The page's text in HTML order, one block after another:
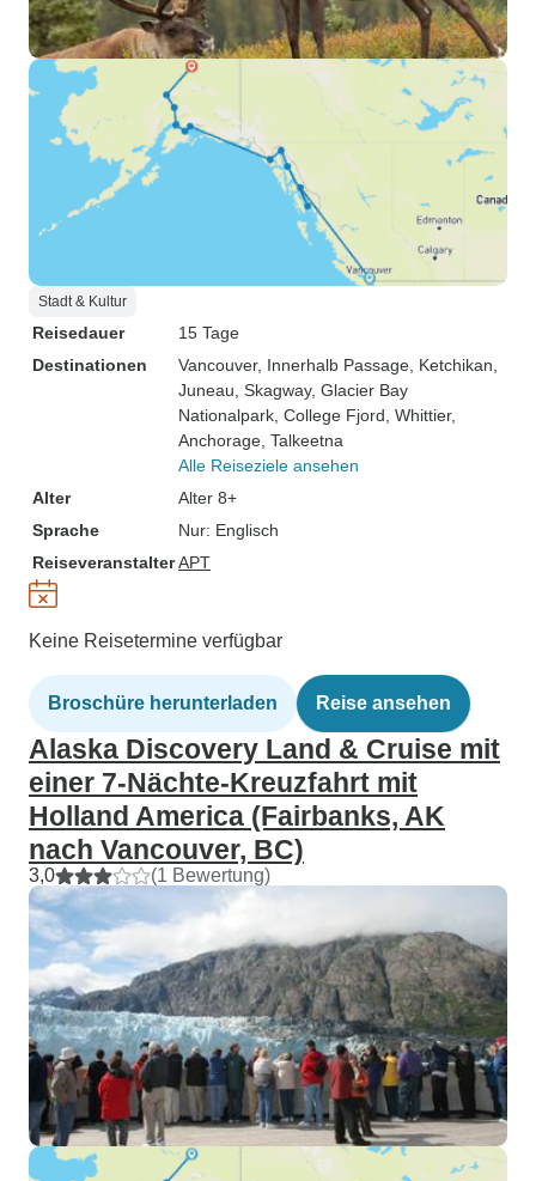
Stadt & Kultur
Reisedauer
15 Tage
Destinationen
Vancouver, Innerhalb Passage , Ketchikan
Juneau , Skagway, Glacier Bay
Nationalpark , College Fjord , Whittier,
Anchorage , Talkeetna
Alle Reiseziele ansehen
Alter
Alter 8+
Sprache
Nur: Englisch
ReiseveranstalterAPT
Keine Reisetermine verfügbar
Broschüre herunterladen Reise ansehen
Alaska Discovery Land & Cruise mit
einer 7-Nächte-Kreuzfahrt mit
Holland America (Fairbanks, AK
nach Vancouver, BC)
3,0 (1 Bewertung)